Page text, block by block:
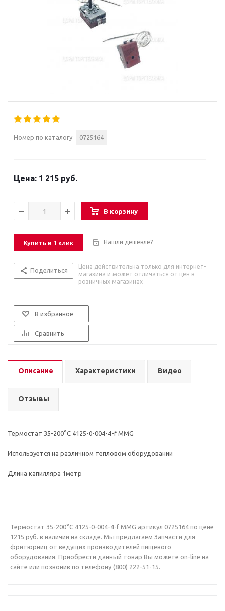
Номер по каталогу 0725164
1 215 руб.
В корзину
Купить в 1 клик Нашли дешевле?
Поделиться
Цена действительна только для интернет-
магазина и может отличаться от цен в
розничных магазинах
В избранное
Сравнить
Описание Характеристики Видео
Отзывы
Термостат 35-200°C 4125-0-004-4-f MMG
Используется на различном тепловом оборудовании
Длина капилляра 1метр
Термостат 35-200°C 4125-0-004-4-f MMG артикул 0725164 по цене
1215 руб. в наличии на складе. Мы предлагаем Запчасти для
фритюрниц от ведущих производителей пищевого
оборудования. Приобрести данный товар Вы можете on-line на
сайте или позвонив по телефону (800) 222-51-15.